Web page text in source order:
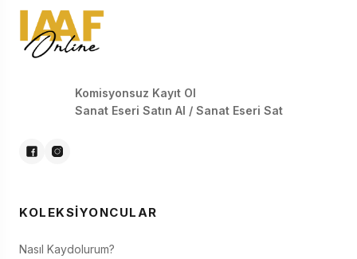
Komisyonsuz Kayıt Ol
Sanat Eseri Satın Al / Sanat Eseri Sat
KOLEKSIYONCULAR
Nasıl Kaydolurum?